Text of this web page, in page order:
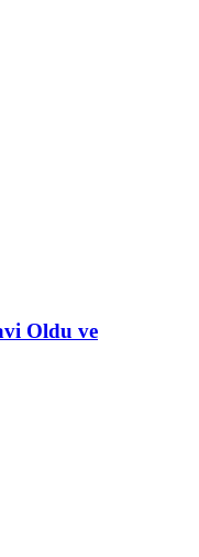
Oldu ve